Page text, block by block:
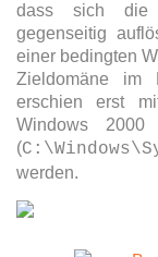
dass sich die
gegenseitig
einer bedingten
Zieldomäne im
erschien erst
Windows 2000
(
werden.